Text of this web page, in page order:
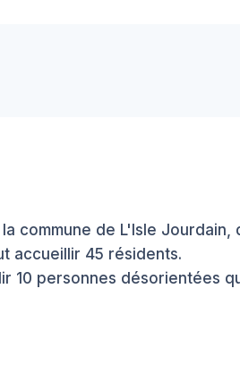
commune de L'Isle Jourdain,
accueillir 45 résidents.
10 personnes désorientées